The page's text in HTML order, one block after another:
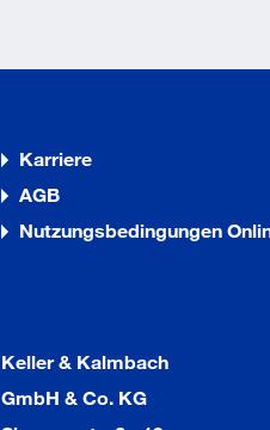
Karriere
AGB
Nutzungsbedingungen
Keller & Kalmbach
GmbH & Co. KG